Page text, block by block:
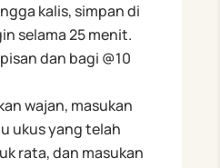
kalis, simpan di
selama 25 menit.
dan bagi @10
wajan, masukan
ukus yang telah
rata, dan masukan